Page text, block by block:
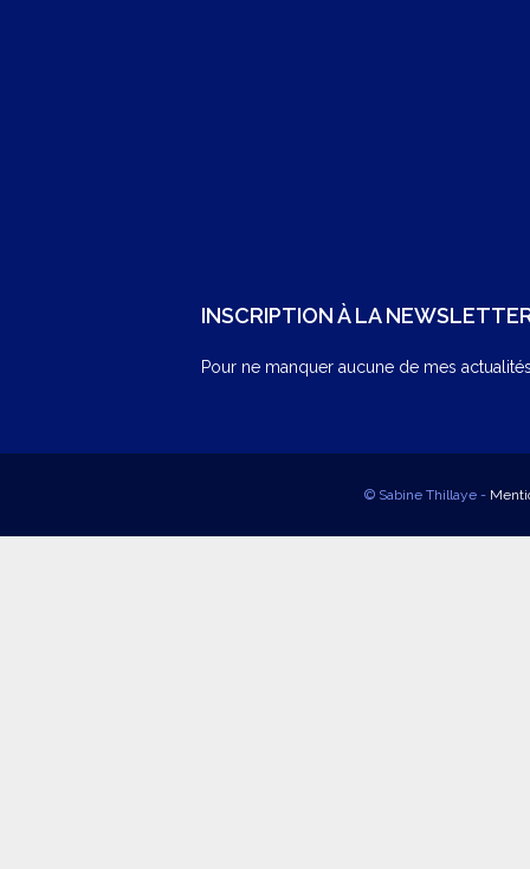
INSCRIPTION À LA
Pour ne manquer aucune de mes
© Sabine Thillaye -